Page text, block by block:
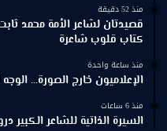
منذ 52 دقيقة
قصيدتان لشاعر الأمة محمد
كتاب قلوب شاعرة
منذ ساعة واحدة
الإعلاميون خارج الصورة…
منذ 6 ساعات
السيرة الذاتية للشاعر